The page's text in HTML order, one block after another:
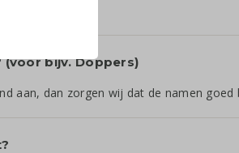
(voor bijv. Doppers)
aan, dan zorgen wij dat de namen goed